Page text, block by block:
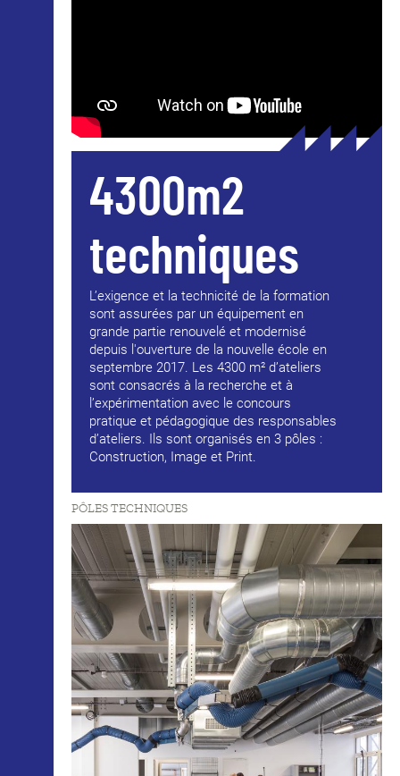
4300m2
techniques
L’exigence et la technicité de la formation
sont assurées par un équipement en
grande partie renouvelé et modernisé
depuis l'ouverture de la nouvelle école en
septembre 2017. Les 4300 m² d’ateliers
sont consacrés à la recherche et à
l’expérimentation avec le concours
pratique et pédagogique des responsables
d’ateliers. Ils sont organisés en 3 pôles :
Construction, Image et Print.
PÔLES TECHNIQUES